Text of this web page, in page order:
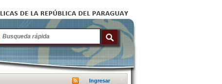
Ingresar